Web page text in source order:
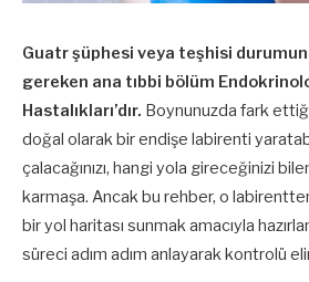
Guatr şüphesi veya teşhisi
gereken ana tıbbi bölüm
Hastalıkları’dır. Boynunuzda fark
doğal olarak bir endişe labirenti
çalacağınızı, hangi yola gireceğinizi
karmaşa. Ancak bu rehber, o
bir yol haritası sunmak amacıyla
süreci adım adım anlayarak kontrolü